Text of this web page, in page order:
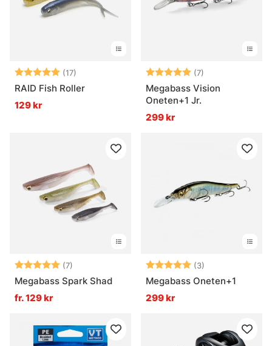
Betyg: (17)
5.0 utav 5 stjärnor
RAID Fish Roller
129 kr
Betyg: (7)
Megabass Vision
Oneten+1 Jr.
299 kr
Betyg: (7)
5.0 utav 5 stjärnor
Megabass Spark Shad
fr. 129 kr
Betyg: (3)
Megabass Oneten+1
299 kr